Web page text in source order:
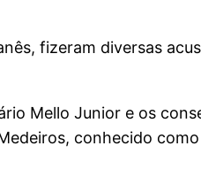
fizeram diversas
Mello Junior e os
conhecido